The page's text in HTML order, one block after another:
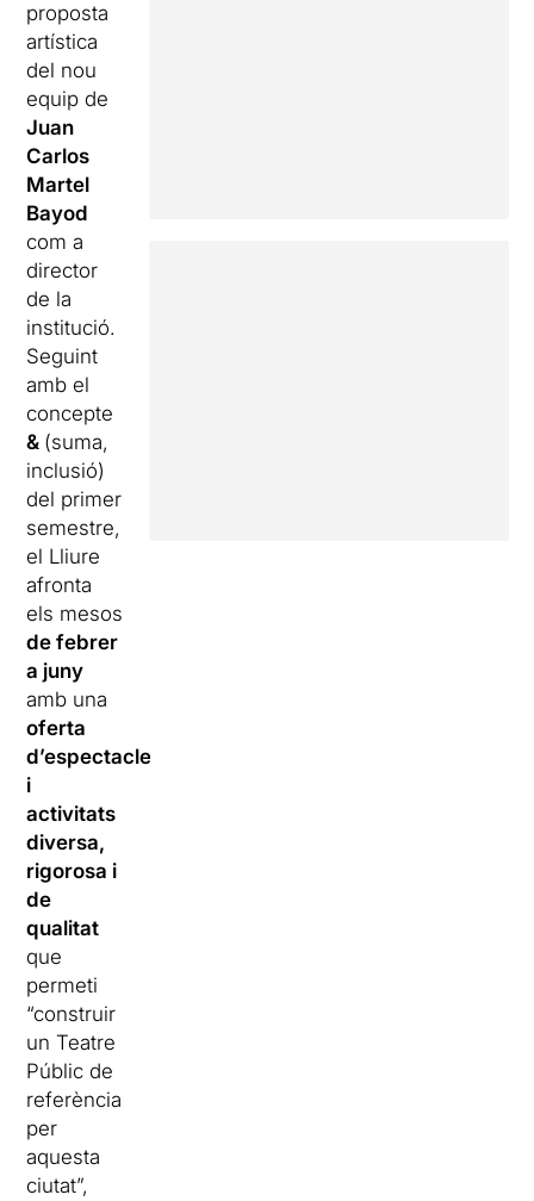
proposta
artística
del nou
equip de
Juan
Carlos
Martel
Bayod
com a
director
de la
institució.
Seguint
amb el
concepte
& (suma,
inclusió)
del primer
semestre,
el Lliure
afronta
els mesos
de febrer
a juny
amb una
oferta
d’espectacles
i
activitats
diversa,
rigorosa i
de
qualitat
que
permeti
“construir
un Teatre
Públic de
referència
per
aquesta
ciutat”,